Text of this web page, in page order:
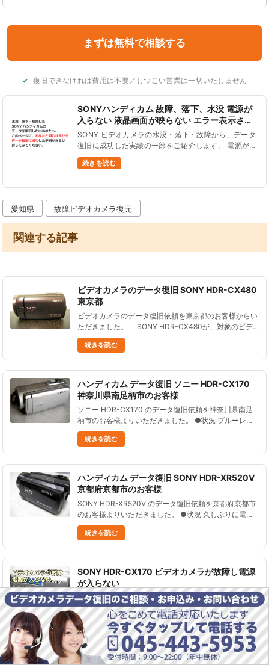
復旧できなければ費用は不要／しつこい営業は一切いたしません
SONYハンディカム 故障、落下、水没 電源が
入らない 液晶画面が映らない エラー表示され
る データ復旧
SONY ビデオカメラの水没・落下・故障から、データ
復旧に成功した実績の一部をご紹介します。 電源が入
らない、液晶画面が真っ暗、液晶パネルがタッチ操作
できない、画面が緑色の砂嵐表示、C:13:01エラーコ
続きを読む
愛知県 故障ビデオカメラ復元
関連する記事
ビデオカメラのデータ復旧 SONY HDR-CX480
東京都
ビデオカメラのデータ復旧依頼を東京都のお客様からい
ただきました。 SONY HDR-CX480が、対象のビデ
オカメラです。コンパクトで軽く、いいビデオカメラで
すね。 仕事で使用し......
続きを読む
ハンディカム データ復旧 ソニー HDR-CX170
神奈川県南足柄市のお客様
ソニー HDR-CX170 のデータ復旧依頼を神奈川県南足
柄市のお客様よりいただきました。 ●状況 ブルーレイ
ディスクに焼こうとしたら、フリーズした。 しかたが
ないので電源を落とし、 再度電源を入れたら「管理フ
ァイルが壊......
続きを読む
ハンディカム データ復旧 SONY HDR-XR520V
京都府京都市のお客様
SONY HDR-XR520V のデータ復旧依頼を京都府京都市
のお客様よりいただきました。 ●状況 久しぶりに電源
を入れたら １、２年前に撮影した動画、静止画のデー
タが全部消えていた。 さらにその後、写真７、動画２
ファイ......
続きを読む
SONY HDR-CX170 ビデオカメラが故障し電源
が入らない
SONY HDR-CX170 ビデオカメラが故障し電源が入らな
い状態からのデータ取り出し依頼を、岡山県のお客様か
らいただきました。 SONY HDR-CX170 は、2010年1
月に発売されたビデオカメラです。 32GB......
続きを読む